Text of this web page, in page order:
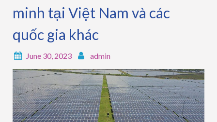
minh tại Việt Nam và các
quốc gia khác
June 30, 2023 admin